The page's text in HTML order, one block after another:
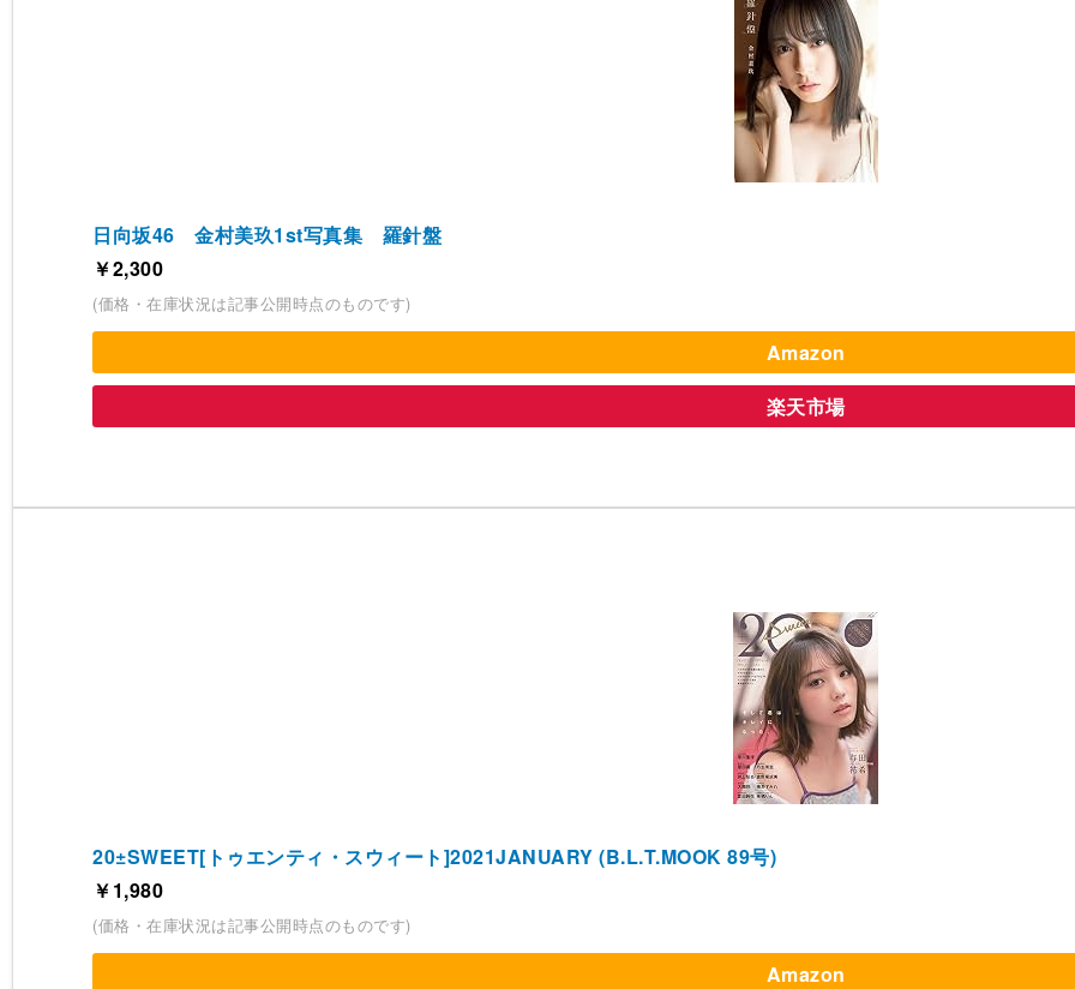
日向坂46 金村美玖1st写真集 羅針盤
￥2,300
(価格・在庫状況は記事公開時点のものです)
Amazon
楽天市場
20±SWEET[トゥエンティ・スウィート]2021JANUARY (B.L.T.MOOK 89号)
￥1,980
(価格・在庫状況は記事公開時点のものです)
Amazon